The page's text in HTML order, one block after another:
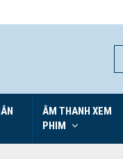
ÂM THANH XEM
PHIM